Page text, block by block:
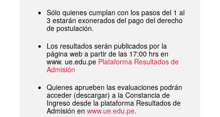
Sólo quienes cumplan con los pasos del 1 al
3 estarán exonerados del pago del derecho
de postulación.
Los resultados serán publicados por la
página web a partir de las 17:00 hrs en
www. ue.edu.pe Plataforma Resultados de
Admisión
Quienes aprueben las evaluaciones podrán
acceder (descargar) a la Constancia de
Ingreso desde la plataforma Resultados de
Admisión en www.ue.edu.pe.